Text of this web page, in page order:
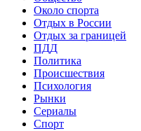
Около спорта
Отдых в России
Отдых за границей
ПДД
Политика
Происшествия
Психология
Рынки
Сериалы
Спорт